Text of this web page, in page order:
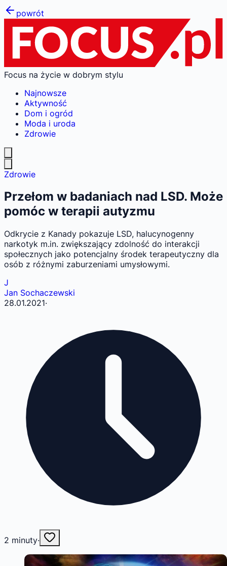
powrót
Focus na życie w dobrym stylu
Najnowsze
Aktywność
Dom i ogród
Moda i uroda
Zdrowie
Zdrowie
Przełom w badaniach nad LSD. Może
pomóc w terapii autyzmu
Odkrycie z Kanady pokazuje LSD, halucynogenny
narkotyk m.in. zwiększający zdolność do interakcji
społecznych jako potencjalny środek terapeutyczny dla
osób z różnymi zaburzeniami umysłowymi.
J
Jan Sochaczewski
28.01.2021·
2 minuty·